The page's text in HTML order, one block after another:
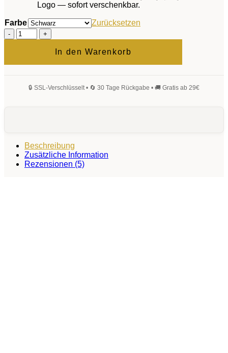
Logo — sofort verschenkbar.
Farbe
Zurücksetzen
Luxor
Geldbörse
In den Warenkorb
Beschreibung
Zusätzliche Information
Rezensionen (5)